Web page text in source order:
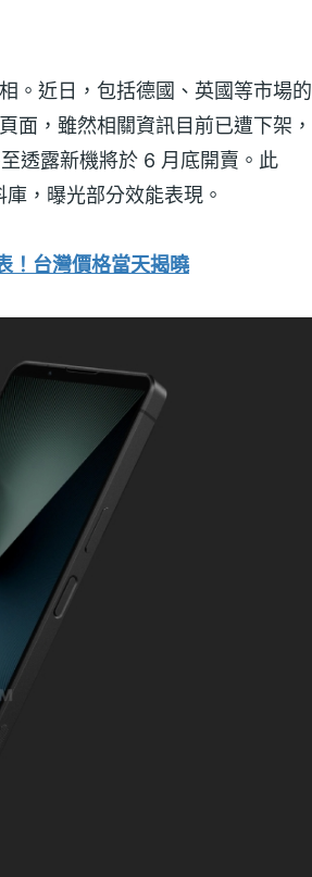
。近日，包括德國、英國等市場的
面，雖然相關資訊目前已遭下架，
透露新機將於 6 月底開賣。此
，曝光部分效能表現。
！台灣價格當天揭曉